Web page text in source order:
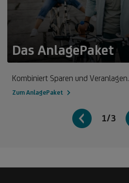
Das AnlagePaket
Kombiniert Sparen und Veranlagen.
Zum AnlagePaket
1/3